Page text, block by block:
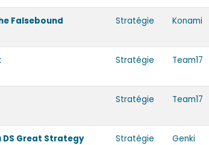
Falsebound
Stratégie Konami
Stratégie Team17
Stratégie Team17
DS Great Strategy Stratégie Genki